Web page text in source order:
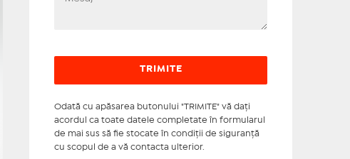
Odată cu apăsarea butonului "TRIMITE" vă daţi
acordul ca toate datele completate în formularul
de mai sus să fie stocate în condiţii de siguranţă
cu scopul de a vă contacta ulterior.